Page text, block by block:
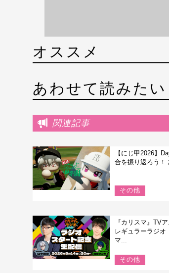
オススメ
あわせて読みたい
関連記事
【にじ甲2026】
合を振り返ろう！
その他
『カリスマ』TV
レギュラーラジオ
マ...
その他